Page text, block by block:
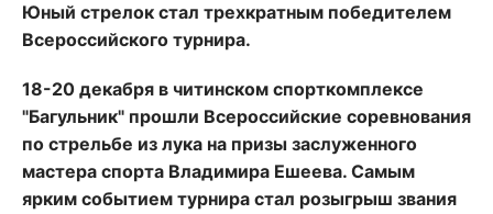
Юный стрелок стал трехкратным победителем
Всероссийского турнира.
18-20 декабря в читинском спорткомплексе
"Багульник" прошли Всероссийские соревнования
по стрельбе из лука на призы заслуженного
мастера спорта Владимира Ешеева. Самым
ярким событием турнира стал розыгрыш звания